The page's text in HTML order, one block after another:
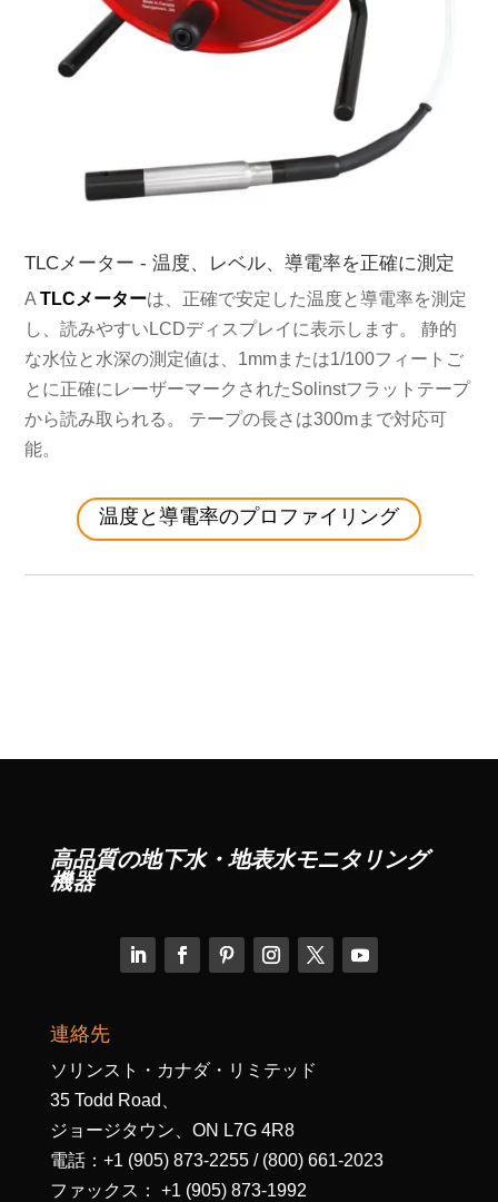
TLCメーター - 温度、レベル、導電率を正確に測定
ATLCメーターは、正確で安定した温度と導電率を測定
し、読みやすいLCDディスプレイに表示します。 静的
な水位と水深の測定値は、1mmまたは1/100フィートご
とに正確にレーザーマークされたSolinstフラットテープ
から読み取られる。 テープの長さは300mまで対応可
能。
温度と導電率のプロファイリング
高品質の地下水・地表水モニタリング
機器
連絡先
ソリンスト・カナダ・リミテッド
35 Todd Road、
ジョージタウン、ON L7G 4R8
電話：+1 (905) 873-2255 / (800) 661-2023
ファックス： +1 (905) 873-1992